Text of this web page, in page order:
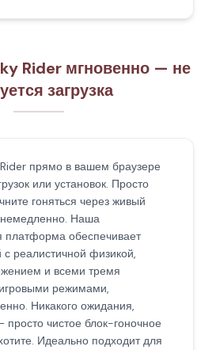
Rider мгновенно — не
загрузка
прямо в вашем браузере
или установок. Просто
гоняться через живый
немедленно. Наша
платформа обеспечивает
реалистичной физикой,
и всеми тремя
режимами,
Никакого ожидания,
просто чистое блок-гоночное
Идеально подходит для